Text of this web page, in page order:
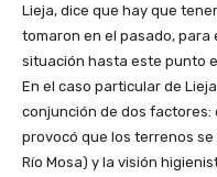
Lieja, dice que hay que
tomaron en el pasado,
situación hasta este punto
En el caso particular de
conjunción de dos factores:
provocó que los terrenos
Río Mosa) y la visión